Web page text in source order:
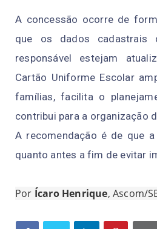
A concessão ocorre de
que os dados cadastrais
responsável estejam
Cartão Uniforme Escolar
famílias, facilita o
contribui para a organização
A recomendação é de que
quanto antes a fim de evitar
Por Ícaro Henrique, Ascom/